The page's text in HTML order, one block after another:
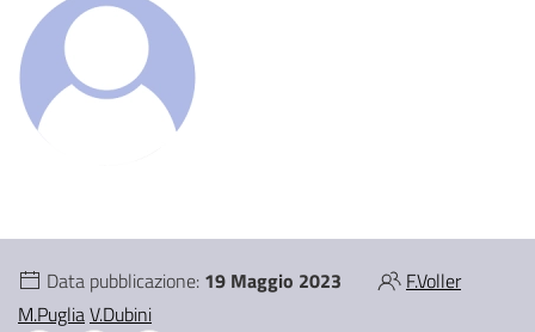
Data pubblicazione: 19 Maggio 2023
F.Voller
M.PugliaV.Dubini